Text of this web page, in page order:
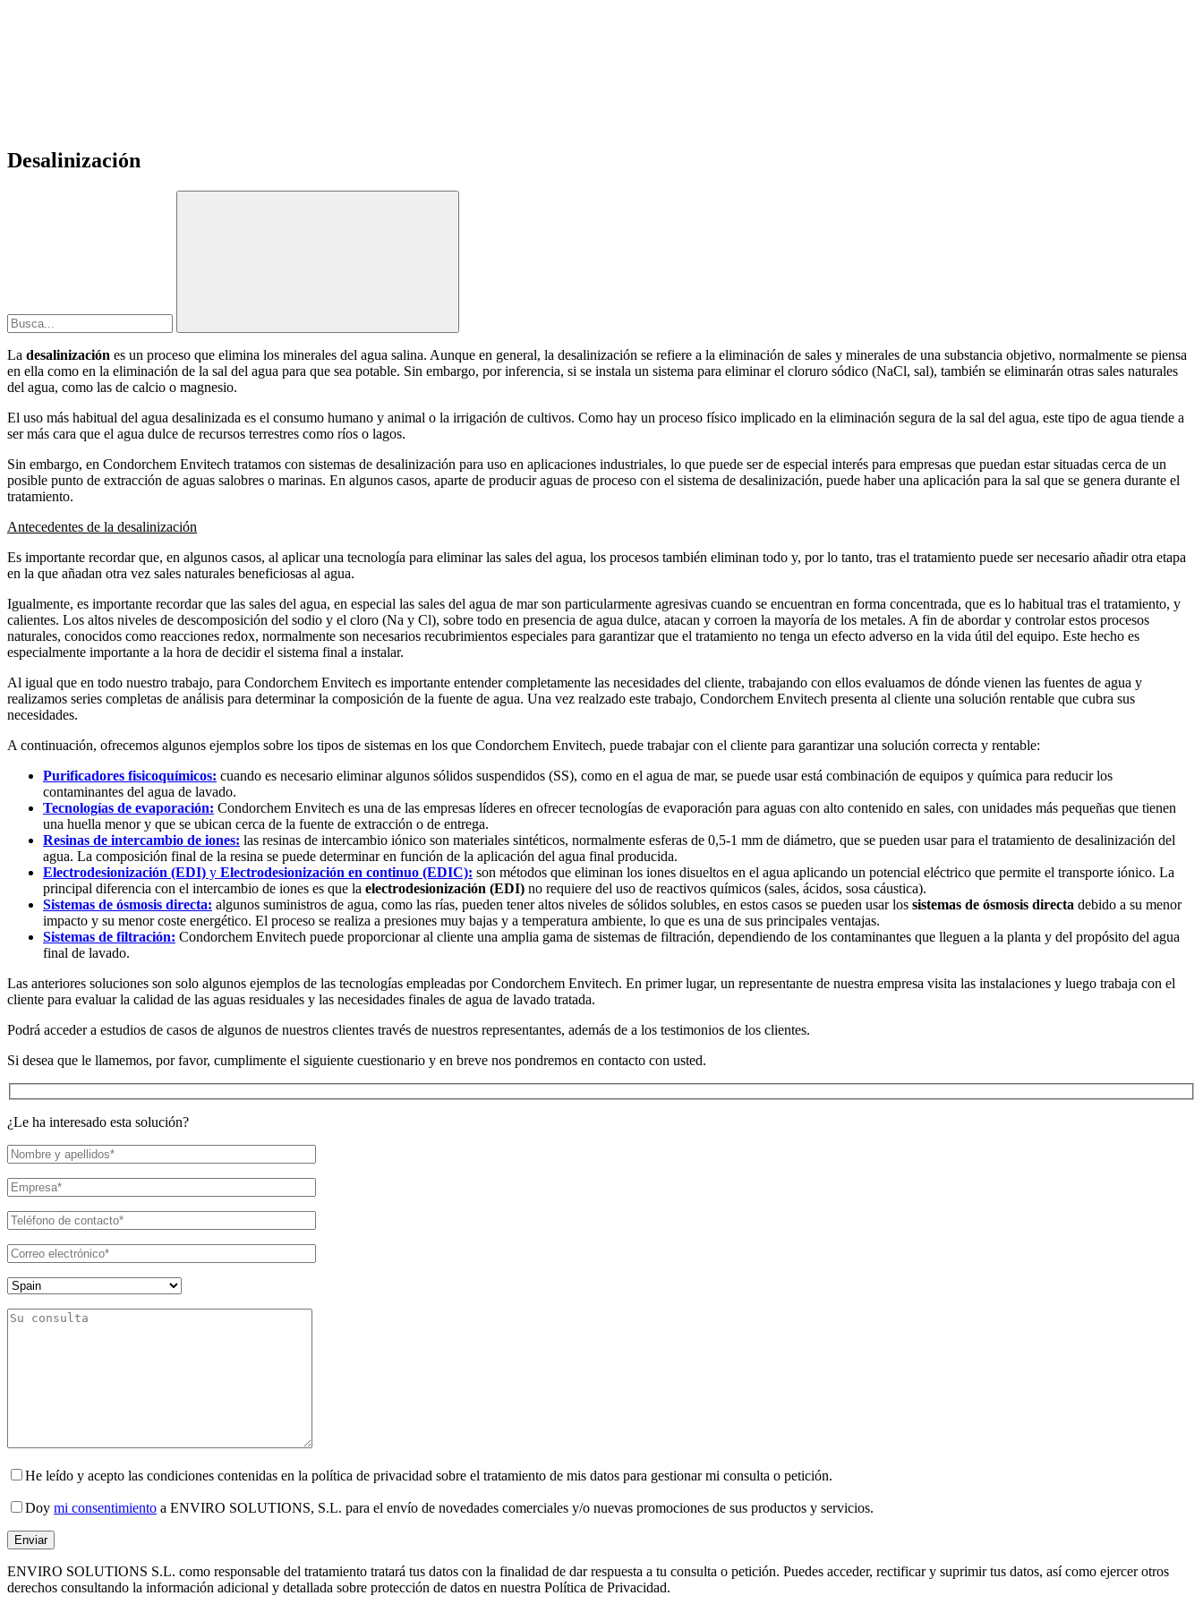
Desalinización
Buscar:
La desalinización es un proceso que elimina los minerales del agua salina. Aunque en general, la desalinización se refiere a la eliminación de sales y minerales de una substancia objetivo, normalmente se piensa
en ella como en la eliminación de la sal del agua para que sea potable. Sin embargo, por inferencia, si se instala un sistema para eliminar el cloruro sódico (NaCl, sal), también se eliminarán otras sales naturales
del agua, como las de calcio o magnesio.
El uso más habitual del agua desalinizada es el consumo humano y animal o la irrigación de cultivos. Como hay un proceso físico implicado en la eliminación segura de la sal del agua, este tipo de agua tiende a
ser más cara que el agua dulce de recursos terrestres como ríos o lagos.
Sin embargo, en Condorchem Envitech tratamos con sistemas de desalinización para uso en aplicaciones industriales, lo que puede ser de especial interés para empresas que puedan estar situadas cerca de un
posible punto de extracción de aguas salobres o marinas. En algunos casos, aparte de producir aguas de proceso con el sistema de desalinización, puede haber una aplicación para la sal que se genera durante el
tratamiento.
Antecedentes de la desalinización
Es importante recordar que, en algunos casos, al aplicar una tecnología para eliminar las sales del agua, los procesos también eliminan todo y, por lo tanto, tras el tratamiento puede ser necesario añadir otra etapa
en la que añadan otra vez sales naturales beneficiosas al agua.
Igualmente, es importante recordar que las sales del agua, en especial las sales del agua de mar son particularmente agresivas cuando se encuentran en forma concentrada, que es lo habitual tras el tratamiento, y
calientes. Los altos niveles de descomposición del sodio y el cloro (Na y Cl), sobre todo en presencia de agua dulce, atacan y corroen la mayoría de los metales. A fin de abordar y controlar estos procesos
naturales, conocidos como reacciones redox, normalmente son necesarios recubrimientos especiales para garantizar que el tratamiento no tenga un efecto adverso en la vida útil del equipo. Este hecho es
especialmente importante a la hora de decidir el sistema final a instalar.
Al igual que en todo nuestro trabajo, para Condorchem Envitech es importante entender completamente las necesidades del cliente, trabajando con ellos evaluamos de dónde vienen las fuentes de agua y
realizamos series completas de análisis para determinar la composición de la fuente de agua. Una vez realzado este trabajo, Condorchem Envitech presenta al cliente una solución rentable que cubra sus
necesidades.
A continuación, ofrecemos algunos ejemplos sobre los tipos de sistemas en los que Condorchem Envitech, puede trabajar con el cliente para garantizar una solución correcta y rentable:
Purificadores fisicoquímicos: cuando es necesario eliminar algunos sólidos suspendidos (SS), como en el agua de mar, se puede usar está combinación de equipos y química para reducir los
contaminantes del agua de lavado.
Tecnologías de evaporación: Condorchem Envitech es una de las empresas líderes en ofrecer tecnologías de evaporación para aguas con alto contenido en sales, con unidades más pequeñas que tienen
una huella menor y que se ubican cerca de la fuente de extracción o de entrega.
Resinas de intercambio de iones: las resinas de intercambio iónico son materiales sintéticos, normalmente esferas de 0,5-1 mm de diámetro, que se pueden usar para el tratamiento de desalinización del
agua. La composición final de la resina se puede determinar en función de la aplicación del agua final producida.
Electrodesionización (EDI) y Electrodesionización en continuo (EDIC): son métodos que eliminan los iones disueltos en el agua aplicando un potencial eléctrico que permite el transporte iónico. La
principal diferencia con el intercambio de iones es que la electrodesionización (EDI) no requiere del uso de reactivos químicos (sales, ácidos, sosa cáustica).
Sistemas de ósmosis directa: algunos suministros de agua, como las rías, pueden tener altos niveles de sólidos solubles, en estos casos se pueden usar los sistemas de ósmosis directa debido a su menor
impacto y su menor coste energético. El proceso se realiza a presiones muy bajas y a temperatura ambiente, lo que es una de sus principales ventajas.
Sistemas de filtración: Condorchem Envitech puede proporcionar al cliente una amplia gama de sistemas de filtración, dependiendo de los contaminantes que lleguen a la planta y del propósito del agua
final de lavado.
Las anteriores soluciones son solo algunos ejemplos de las tecnologías empleadas por Condorchem Envitech. En primer lugar, un representante de nuestra empresa visita las instalaciones y luego trabaja con el
cliente para evaluar la calidad de las aguas residuales y las necesidades finales de agua de lavado tratada.
Podrá acceder a estudios de casos de algunos de nuestros clientes través de nuestros representantes, además de a los testimonios de los clientes.
Si desea que le llamemos, por favor, cumplimente el siguiente cuestionario y en breve nos pondremos en contacto con usted.
¿Le ha interesado esta solución?
He leído y acepto las condiciones contenidas en la política de privacidad sobre el tratamiento de mis datos para gestionar mi consulta o petición.
Doy mi consentimiento a ENVIRO SOLUTIONS, S.L. para el envío de novedades comerciales y/o nuevas promociones de sus productos y servicios.
ENVIRO SOLUTIONS S.L. como responsable del tratamiento tratará tus datos con la finalidad de dar respuesta a tu consulta o petición. Puedes acceder, rectificar y suprimir tus datos, así como ejercer otros
derechos consultando la información adicional y detallada sobre protección de datos en nuestra Política de Privacidad.